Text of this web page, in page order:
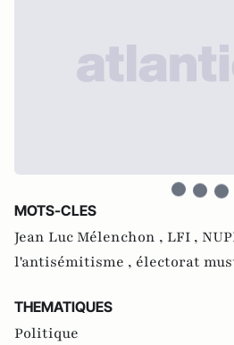
MOTS-CLES
Jean Luc Mélenchon , LFI ,
l'antisémitisme , électorat
THEMATIQUES
Politique